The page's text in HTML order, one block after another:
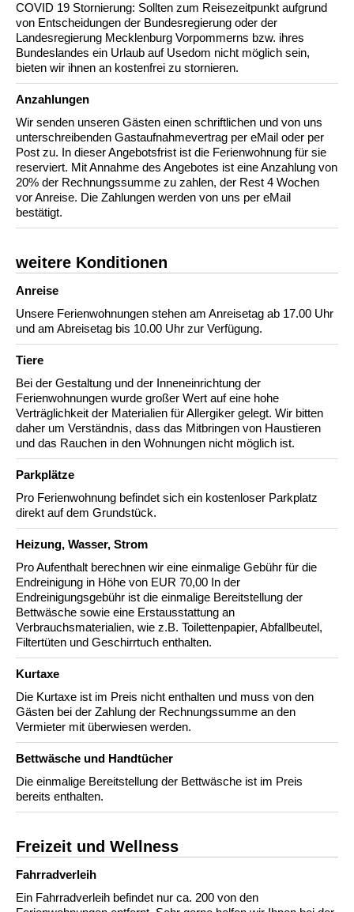
COVID 19 Stornierung: Sollten zum Reisezeitpunkt aufgrund
von Entscheidungen der Bundesregierung oder der
Landesregierung Mecklenburg Vorpommerns bzw. ihres
Bundeslandes ein Urlaub auf Usedom nicht möglich sein,
bieten wir ihnen an kostenfrei zu stornieren.
Anzahlungen
Wir senden unseren Gästen einen schriftlichen und von uns
unterschreibenden Gastaufnahmevertrag per eMail oder per
Post zu. In dieser Angebotsfrist ist die Ferienwohnung für sie
reserviert. Mit Annahme des Angebotes ist eine Anzahlung von
20% der Rechnungssumme zu zahlen, der Rest 4 Wochen
vor Anreise. Die Zahlungen werden von uns per eMail
bestätigt.
weitere Konditionen
Anreise
Unsere Ferienwohnungen stehen am Anreisetag ab 17.00 Uhr
und am Abreisetag bis 10.00 Uhr zur Verfügung.
Tiere
Bei der Gestaltung und der Inneneinrichtung der
Ferienwohnungen wurde großer Wert auf eine hohe
Verträglichkeit der Materialien für Allergiker gelegt. Wir bitten
daher um Verständnis, dass das Mitbringen von Haustieren
und das Rauchen in den Wohnungen nicht möglich ist.
Parkplätze
Pro Ferienwohnung befindet sich ein kostenloser Parkplatz
direkt auf dem Grundstück.
Heizung, Wasser, Strom
Pro Aufenthalt berechnen wir eine einmalige Gebühr für die
Endreinigung in Höhe von EUR 70,00 In der
Endreinigungsgebühr ist die einmalige Bereitstellung der
Bettwäsche sowie eine Erstausstattung an
Verbrauchsmaterialien, wie z.B. Toilettenpapier, Abfallbeutel,
Filtertüten und Geschirrtuch enthalten.
Kurtaxe
Die Kurtaxe ist im Preis nicht enthalten und muss von den
Gästen bei der Zahlung der Rechnungssumme an den
Vermieter mit überwiesen werden.
Bettwäsche und Handtücher
Die einmalige Bereitstellung der Bettwäsche ist im Preis
bereits enthalten.
Freizeit und Wellness
Fahrradverleih
Ein Fahrradverleih befindet nur ca. 200 von den